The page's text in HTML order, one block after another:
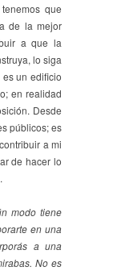
que
de la mejor
a que la
lo siga
un edificio
en realidad
Desde
públicos; es
a mi
de hacer lo
modo tiene
en una
a una
No es